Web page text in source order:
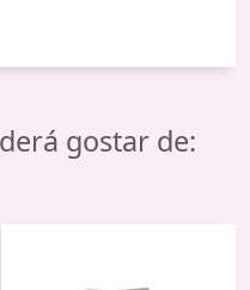
gostar de: